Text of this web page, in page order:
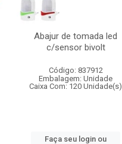
Abajur de tomada led
c/sensor bivolt
Código: 837912
Embalagem: Unidade
Caixa Com: 120 Unidade(s)
Faça seu login ou